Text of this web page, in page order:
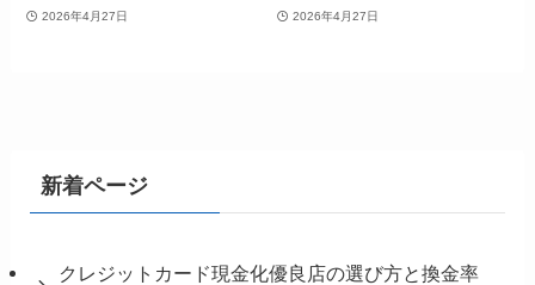
2026年4月27日 2026年4月27日
新着ページ
クレジットカード現金化優良店の選び方と換金率